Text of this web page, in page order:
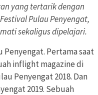
yang tertarik dengan
Pulau Penyengat,
sekaligus dipelajari.
Penyengat. Pertama saat
inflight magazine di
Penyengat 2018. Dan
2019. Sebuah